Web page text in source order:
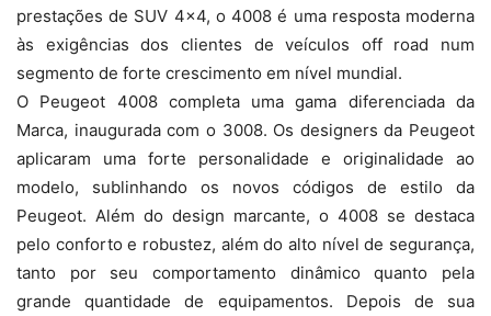
prestações de SUV 4×4, o 4008 é uma resposta moderna
às exigências dos clientes de veículos off road num
segmento de forte crescimento em nível mundial.
O Peugeot 4008 completa uma gama diferenciada da
Marca, inaugurada com o 3008. Os designers da Peugeot
aplicaram uma forte personalidade e originalidade ao
modelo, sublinhando os novos códigos de estilo da
Peugeot. Além do design marcante, o 4008 se destaca
pelo conforto e robustez, além do alto nível de segurança,
tanto por seu comportamento dinâmico quanto pela
grande quantidade de equipamentos. Depois de sua